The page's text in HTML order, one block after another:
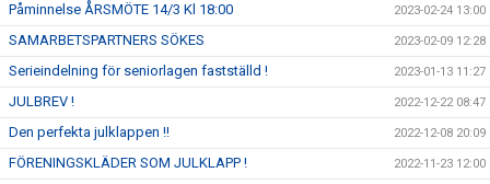
Påminnelse ÅRSMÖTE 14/3 Kl 18:00 2023-02-24 13:00
SAMARBETSPARTNERS SÖKES 2023-02-09 12:28
Serieindelning för seniorlagen fastställd ! 2023-01-13 11:27
JULBREV ! 2022-12-22 08:47
Den perfekta julklappen !! 2022-12-08 20:09
FÖRENINGSKLÄDER SOM JULKLAPP ! 2022-11-23 12:00